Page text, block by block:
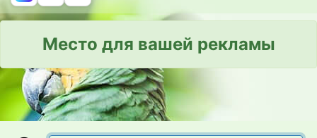
Место для вашей рекламы